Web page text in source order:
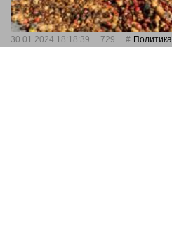
30.01.2024 18:18:39 729 Политика